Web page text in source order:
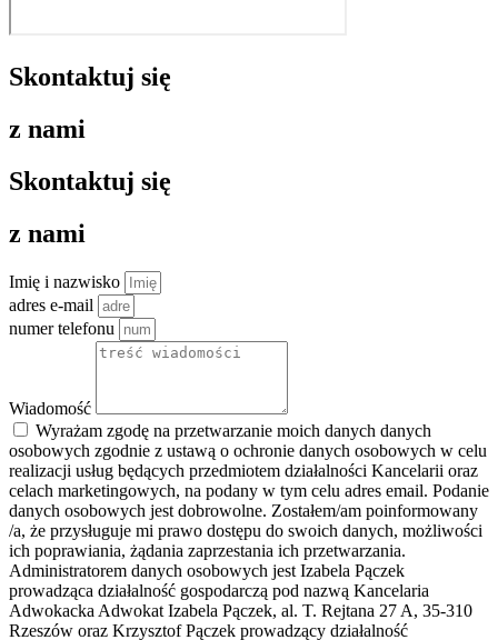
Skontaktuj się
z nami
Skontaktuj się
z nami
Imię i nazwisko
adres e-mail
numer telefonu
Wiadomość
Wyrażam zgodę na przetwarzanie moich danych danych
osobowych zgodnie z ustawą o ochronie danych osobowych w celu
realizacji usług będących przedmiotem działalności Kancelarii oraz
celach marketingowych, na podany w tym celu adres email. Podanie
danych osobowych jest dobrowolne. Zostałem/am poinformowany
/a, że przysługuje mi prawo dostępu do swoich danych, możliwości
ich poprawiania, żądania zaprzestania ich przetwarzania.
Administratorem danych osobowych jest Izabela Pączek
prowadząca działalność gospodarczą pod nazwą Kancelaria
Adwokacka Adwokat Izabela Pączek, al. T. Rejtana 27 A, 35-310
Rzeszów oraz Krzysztof Pączek prowadzący działalność